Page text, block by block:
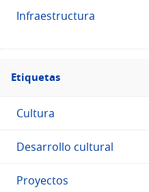
Infraestructura
Filtro
Etiquetas
Etiquetas
Cultura
Desarrollo cultural
Proyectos